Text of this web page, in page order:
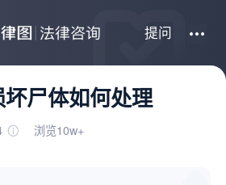
提问
尸体如何处理
浏览10w+